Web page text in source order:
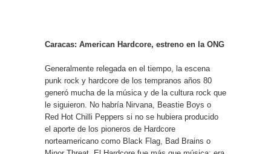
Caracas: American Hardcore, estreno en la ONG
Generalmente relegada en el tiempo, la escena
punk rock y hardcore de los tempranos años 80
generó mucha de la música y de la cultura rock que
le siguieron. No habría Nirvana, Beastie Boys o
Red Hot Chilli Peppers si no se hubiera producido
el aporte de los pioneros de Hardcore
norteamericano como Black Flag, Bad Brains o